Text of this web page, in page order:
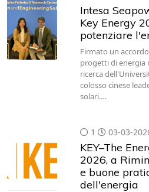
Intesa
Key Energy
potenziare
Firmato un
progetti di energia
ricerca
colosso cinese
solari.…
1 03-03-
KEY–The
2026, a
e buone
dell'energia